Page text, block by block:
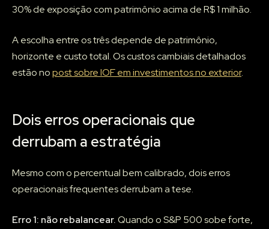
30% de exposição com patrimônio acima de R$ 1 milhão.
A escolha entre os três depende de patrimônio,
horizonte e custo total. Os custos cambiais detalhados
estão nopost sobre IOF em investimentos no exterior.
Dois erros operacionais que
derrubam a estratégia
Mesmo com o percentual bem calibrado, dois erros
operacionais frequentes derrubam a tese.
Erro 1: não rebalancear.Quando o S&P 500 sobe forte,